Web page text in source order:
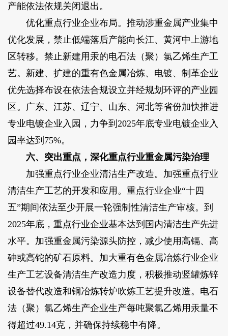
产能依法依规关闭退出。
优化重点行业企业布局。推动涉重金属产业集中
优化发展，禁止低端落后产能向长江、黄河中上游地
区转移。禁止新建用汞的电石法（聚）氯乙烯生产工
艺。新建、扩建的重有色金属冶炼、电镀、制革企业
优先选择布设在依法合规设立并经规划环评的产业园
区。广东、江苏、辽宁、山东、河北等省份加快推进
专业电镀企业入园，力争到2025年底专业电镀企业入
园率达到75%。
六、突出重点，深化重点行业重金属污染治理
加强重点行业企业清洁生产改造。加强重点行业
清洁生产工艺的开发和应用。重点行业企业“十四
五”期间依法至少开展一轮强制性清洁生产审核。到
2025年底，重点行业企业基本达到国内清洁生产先进
水平。加强重金属污染源头防控，减少使用高镉、高
砷或高铊的矿石原料。加大重有色金属冶炼行业企业
生产工艺设备清洁生产改造力度，积极推动竖罐炼锌
设备替代改造和铜冶炼转炉吹炼工艺提升改造。电石
法（聚）氯乙烯生产企业生产每吨聚氯乙烯用汞量不
得超过49.14克，并确保持续稳中有降。